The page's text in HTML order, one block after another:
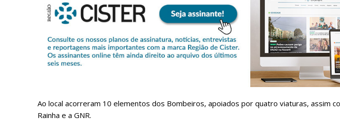
Planos de
Faça-se assinante do Região de Cister e
Sendo assinante terá acesso a todos os
Ao local acorreram 10 elementos dos Bombeiros, apoiados por quatro viaturas, assim
Rainha e a GNR.